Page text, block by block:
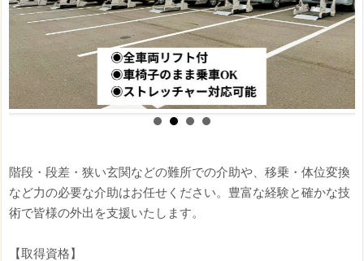
階段・段差・狭い玄関などの難所での介助や、移乗・体位変換
など力の必要な介助はお任せください。豊富な経験と確かな技
術で皆様の外出を支援いたします。
【取得資格】